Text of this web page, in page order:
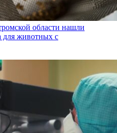
области нашли
животных с